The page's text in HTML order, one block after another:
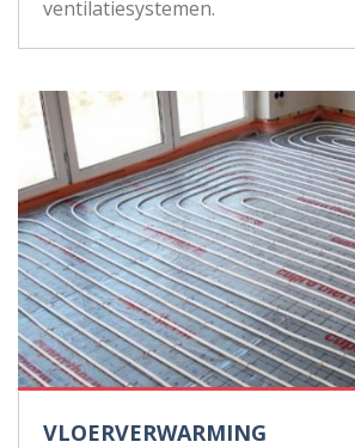
ventilatiesystemen.
VLOERVERWARMING